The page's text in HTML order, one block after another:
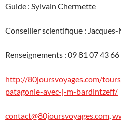
Guide : Sylvain Chermette
Conseiller scientifique :
Renseignements : 09 81 07 43 66
http://80joursvoyages.com/
patagonie-avec-j-m-bardintzeff/
contact@80joursvoyages.com